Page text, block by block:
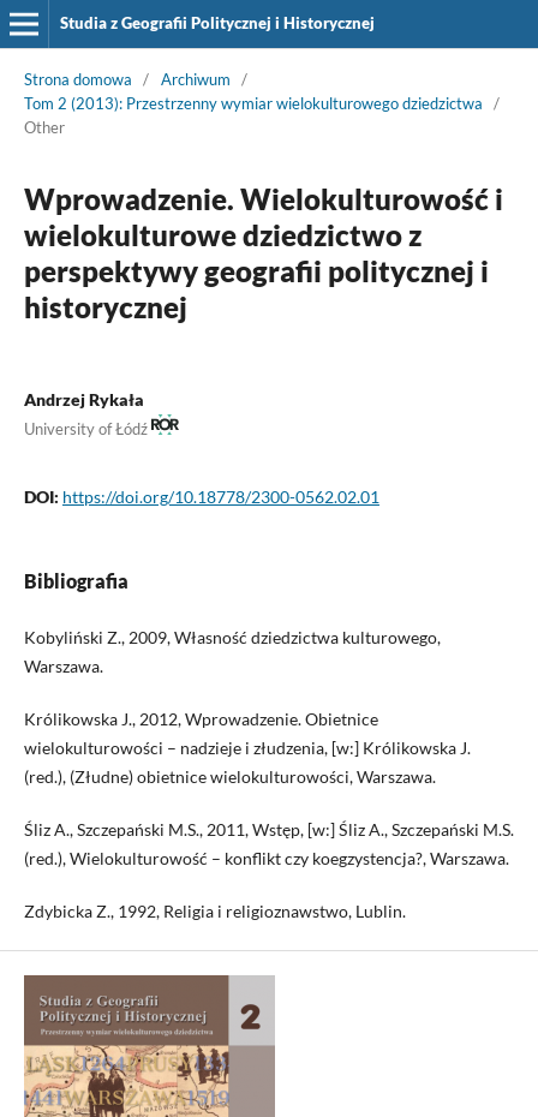
Studia z Geografii Politycznej i Historycznej
Strona domowa / Archiwum
/
Tom 2 (2013): Przestrzenny wymiar wielokulturowego dziedzictwa
/
Other
Wprowadzenie. Wielokulturowość i
wielokulturowe dziedzictwo z
perspektywy geografii politycznej i
historycznej
Andrzej Rykała
University of Łódź
DOI: https://doi.org/10.18778/2300-0562.02.01
Bibliografia
Kobyliński Z., 2009, Własność dziedzictwa kulturowego,
Warszawa.
Królikowska J., 2012, Wprowadzenie. Obietnice
wielokulturowości – nadzieje i złudzenia, [w:] Królikowska J.
(red.), (Złudne) obietnice wielokulturowości, Warszawa.
Śliz A., Szczepański M.S., 2011, Wstęp, [w:] Śliz A., Szczepański M.S.
(red.), Wielokulturowość – konflikt czy koegzystencja?, Warszawa.
Zdybicka Z., 1992, Religia i religioznawstwo, Lublin.